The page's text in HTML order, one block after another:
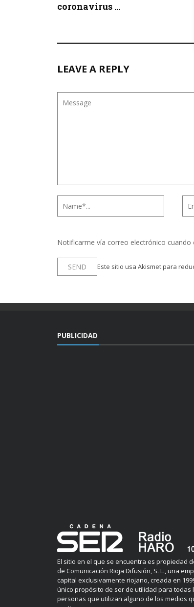
coronavirus ...
LEAVE A REPLY
Notificarme vía correo electrónico
Este sitio usa Akismet para
PUBLICIDAD
El sitio en el que se encuentra es propiedad
de Comunicación Rioja Difusión, S. L., una
capital exclusivamente riojano, creada en
único propósito de ser de utilidad para todas
personas que utilizan alguno de los medios